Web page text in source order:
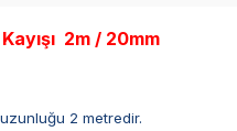
2m / 20mm
uzunluğu 2 metredir.